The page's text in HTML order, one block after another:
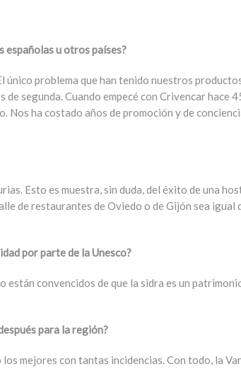
u otros países?
problema que han tenido nuestros
segunda. Cuando empecé con Crivencar hace
Nos ha costado años de promoción y de
Esto es muestra, sin duda, del éxito de una
de restaurantes de Oviedo o de Gijón sea igual
por parte de la Unesco?
convencidos de que la sidra es un
para la región?
mejores con tantas incidencias. Con todo, la